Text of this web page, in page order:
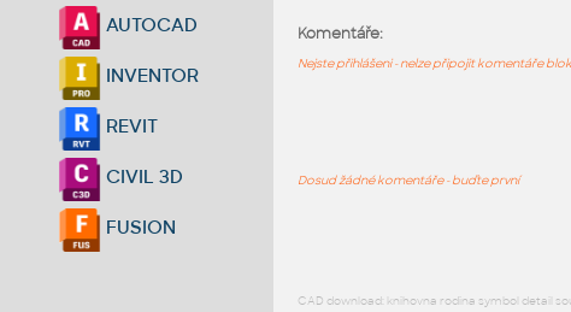
AUTOCAD
INVENTOR
REVIT
CIVIL 3D
FUSION
Komentáře:
Nejste přihlášeni - nelze připojit komentáře
Dosud žádné komentáře - buďte první
CAD download: knihovna rodina symbol detail